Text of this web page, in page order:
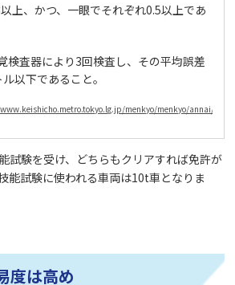
上、かつ、一眼でそれぞれ0.5以上であ
検査器により3回検査し、その平均誤差
以下であること。
menkyo/menkyo/annai/ogata/
試験を受け、どちらもクリアすれば免許が
能試験に使われる車両は10t車となりま
度は高め